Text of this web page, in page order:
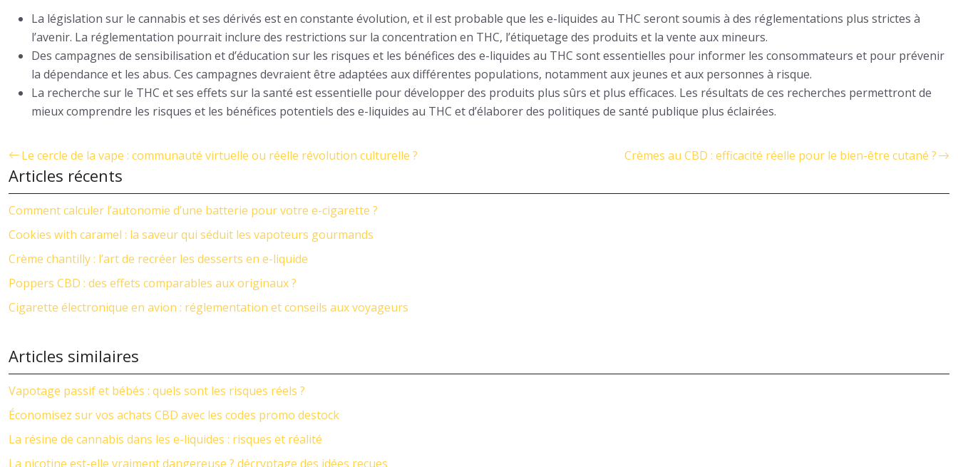
La législation sur le cannabis et ses dérivés est en constante évolution, et il est probable que les e-liquides au THC seront soumis à des réglementations plus strictes à
l’avenir. La réglementation pourrait inclure des restrictions sur la concentration en THC, l’étiquetage des produits et la vente aux mineurs.
Des campagnes de sensibilisation et d’éducation sur les risques et les bénéfices des e-liquides au THC sont essentielles pour informer les consommateurs et pour prévenir
la dépendance et les abus. Ces campagnes devraient être adaptées aux différentes populations, notamment aux jeunes et aux personnes à risque.
La recherche sur le THC et ses effets sur la santé est essentielle pour développer des produits plus sûrs et plus efficaces. Les résultats de ces recherches permettront de
mieux comprendre les risques et les bénéfices potentiels des e-liquides au THC et d’élaborer des politiques de santé publique plus éclairées.
Le cercle de la vape : communauté virtuelle ou réelle révolution culturelle ? Crèmes au CBD : efficacité réelle pour le bien-être cutané ?
Articles récents
Comment calculer l’autonomie d’une batterie pour votre e-cigarette ?
Cookies with caramel : la saveur qui séduit les vapoteurs gourmands
Crème chantilly : l’art de recréer les desserts en e-liquide
Poppers CBD : des effets comparables aux originaux ?
Cigarette électronique en avion : réglementation et conseils aux voyageurs
Articles similaires
Vapotage passif et bébés : quels sont les risques réels ?
Économisez sur vos achats CBD avec les codes promo destock
La résine de cannabis dans les e-liquides : risques et réalité
La nicotine est-elle vraiment dangereuse ? décryptage des idées reçues